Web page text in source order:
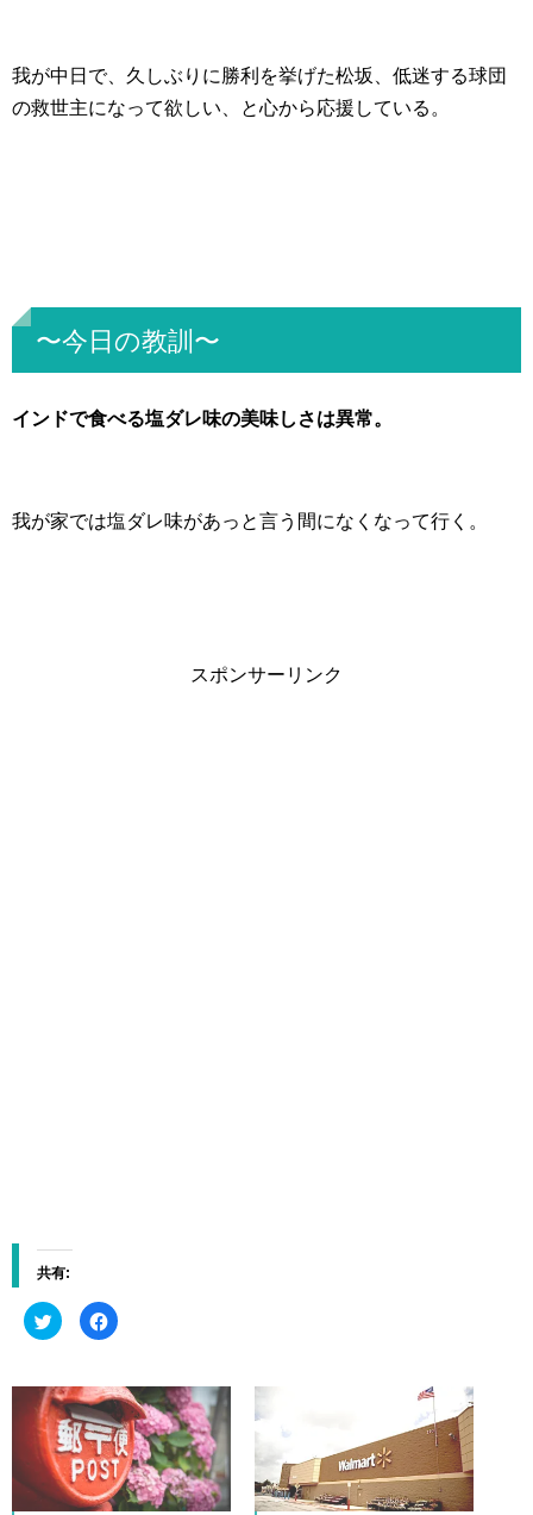
我が中日で、久しぶりに勝利を挙げた松坂、低迷する球団
の救世主になって欲しい、と心から応援している。
〜今日の教訓〜
インドで食べる塩ダレ味の美味しさは異常。
我が家では塩ダレ味があっと言う間になくなって行く。
スポンサーリンク
共有:
ク
リ
て
T
w
i
t
t
e
r
で
F
a
o
o
k
で
共
有
す
る
に